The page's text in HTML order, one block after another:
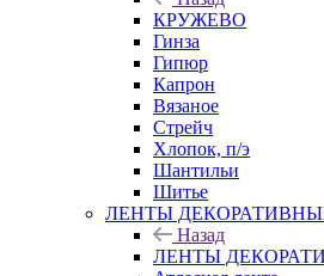
КРУЖЕВО
Гинза
Гипюр
Капрон
Вязаное
Стрейч
Хлопок, п/э
Шантильи
Шитье
ЛЕНТЫ
Назад
ЛЕНТЫ